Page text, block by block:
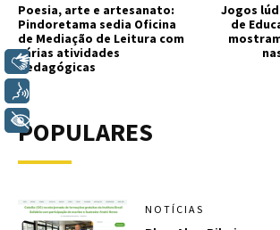
Poesia, arte e artesanato:
Pindoretama sedia Oficina
de Mediação de Leitura com
várias atividades
pedagógicas
Jogos
de
POPULARES
NOTÍCIAS
Libras